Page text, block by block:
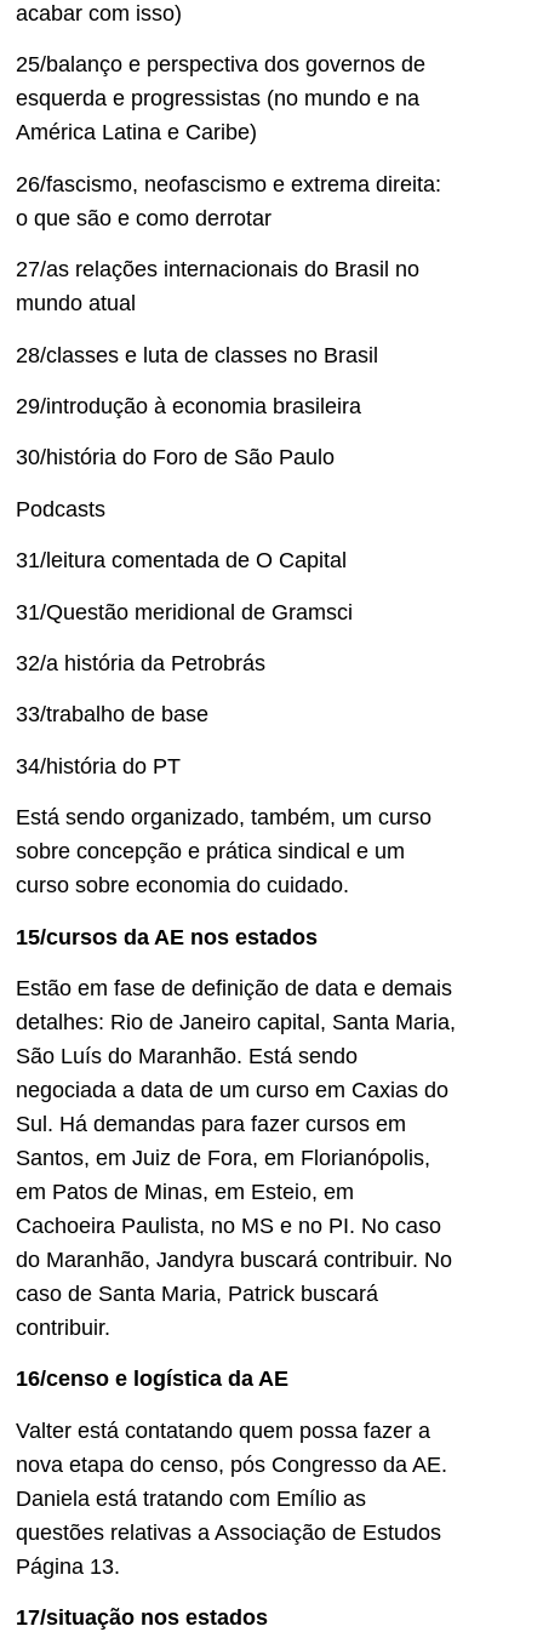
acabar com isso)
25/balanço e perspectiva dos governos de
esquerda e progressistas (no mundo e na
América Latina e Caribe)
26/fascismo, neofascismo e extrema direita:
o que são e como derrotar
27/as relações internacionais do Brasil no
mundo atual
28/classes e luta de classes no Brasil
29/introdução à economia brasileira
30/história do Foro de São Paulo
Podcasts
31/leitura comentada de O Capital
31/Questão meridional de Gramsci
32/a história da Petrobrás
33/trabalho de base
34/história do PT
Está sendo organizado, também, um curso
sobre concepção e prática sindical e um
curso sobre economia do cuidado.
15/cursos da AE nos estados
Estão em fase de definição de data e demais
detalhes: Rio de Janeiro capital, Santa Maria,
São Luís do Maranhão. Está sendo
negociada a data de um curso em Caxias do
Sul. Há demandas para fazer cursos em
Santos, em Juiz de Fora, em Florianópolis,
em Patos de Minas, em Esteio, em
Cachoeira Paulista, no MS e no PI. No caso
do Maranhão, Jandyra buscará contribuir. No
caso de Santa Maria, Patrick buscará
contribuir.
16/censo e logística da AE
Valter está contatando quem possa fazer a
nova etapa do censo, pós Congresso da AE.
Daniela está tratando com Emílio as
questões relativas a Associação de Estudos
Página 13.
17/situação nos estados